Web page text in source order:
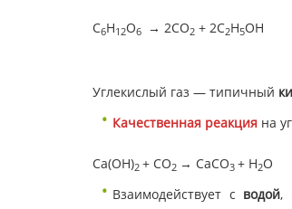
С6H12O6 → 2CO2 + 2C2H5OH
Углекислый газ — типичный
Качественная реакция на
Ca(OH)2 + CO2 → CaCO3 + H2O
Взаимодействует с водой,